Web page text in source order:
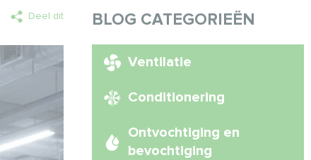
Deel dit BLOG CATEGORIEËN
Ventilatie
Conditionering
Ontvochtiging en
bevochtiging